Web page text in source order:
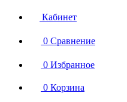
Кабинет
0 Сравнение
0 Избранное
0 Корзина